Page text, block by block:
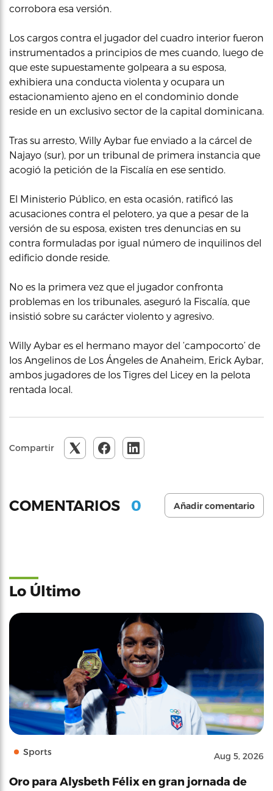
corrobora esa versión.
Los cargos contra el jugador del cuadro interior fueron
instrumentados a principios de mes cuando, luego de
que este supuestamente golpeara a su esposa,
exhibiera una conducta violenta y ocupara un
estacionamiento ajeno en el condominio donde
reside en un exclusivo sector de la capital dominicana.
Tras su arresto, Willy Aybar fue enviado a la cárcel de
Najayo (sur), por un tribunal de primera instancia que
acogió la petición de la Fiscalía en ese sentido.
El Ministerio Público, en esta ocasión, ratificó las
acusaciones contra el pelotero, ya que a pesar de la
versión de su esposa, existen tres denuncias en su
contra formuladas por igual número de inquilinos del
edificio donde reside.
No es la primera vez que el jugador confronta
problemas en los tribunales, aseguró la Fiscalía, que
insistió sobre su carácter violento y agresivo.
Willy Aybar es el hermano mayor del ‘campocorto’ de
los Angelinos de Los Ángeles de Anaheim, Erick Aybar,
ambos jugadores de los Tigres del Licey en la pelota
rentada local.
Compartir
COMENTARIOS 0 Añadir comentario
Lo Último
Sports Aug 5, 2026
Oro para Alysbeth Félix en gran jornada de